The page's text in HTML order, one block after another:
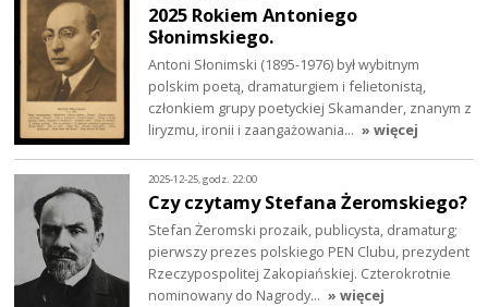
2025 Rokiem Antoniego
Słonimskiego.
Antoni Słonimski (1895-1976) był wybitnym
polskim poetą, dramaturgiem i felietonistą,
członkiem grupy poetyckiej Skamander, znanym z
liryzmu, ironii i zaangażowania… » więcej
2025-12-25, godz. 22:00
Czy czytamy Stefana Żeromskiego?
Stefan Żeromski prozaik, publicysta, dramaturg;
pierwszy prezes polskiego PEN Clubu, prezydent
Rzeczypospolitej Zakopiańskiej. Czterokrotnie
nominowany do Nagrody… » więcej